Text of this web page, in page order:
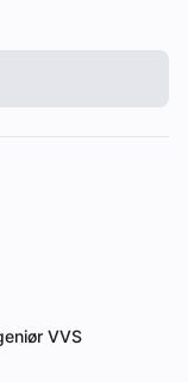
VVS